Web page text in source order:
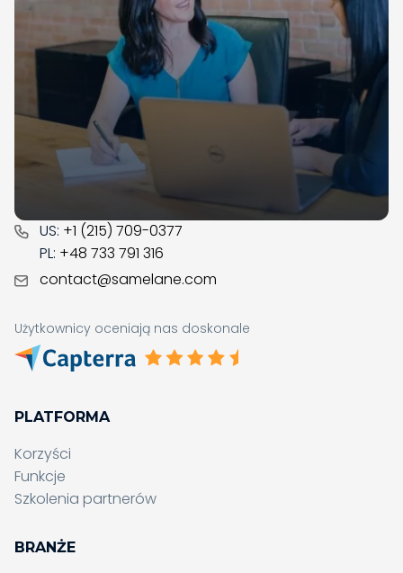
Samelane to firma z siedzibą w UE, z biurami w Wielkiej
Brytanii, Polsce i Norwegii. Działamy na rynku LMSów
od 2017. Przez ten czas zdobyliśmy doświadczenie
biznesowe oraz praktyczną wiedzę w obszarze
zarządzania wiedzą. Jesteśmy gotowi, by wspomóc
Twoją firmę w cyfrowej transformacji.
US: +1 (215) 709-0377
PL: +48 733 791 316
contact@samelane.com
Użytkownicy oceniają nas doskonale
PLATFORMA
Korzyści
Funkcje
Szkolenia partnerów
BRANŻE